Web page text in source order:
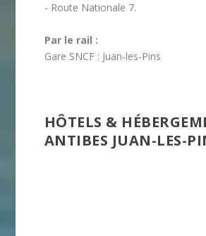
- Route Nationale 7.
Par le rail :
Gare SNCF : Juan-les-Pins
HÔTELS &
ANTIBES JUAN-LES-